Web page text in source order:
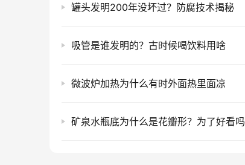
罐头发明200年没坏过？防腐技术揭秘
吸管是谁发明的？古时候喝饮料用啥
微波炉加热为什么有时外面热里面凉
矿泉水瓶底为什么是花瓣形？为了好看吗